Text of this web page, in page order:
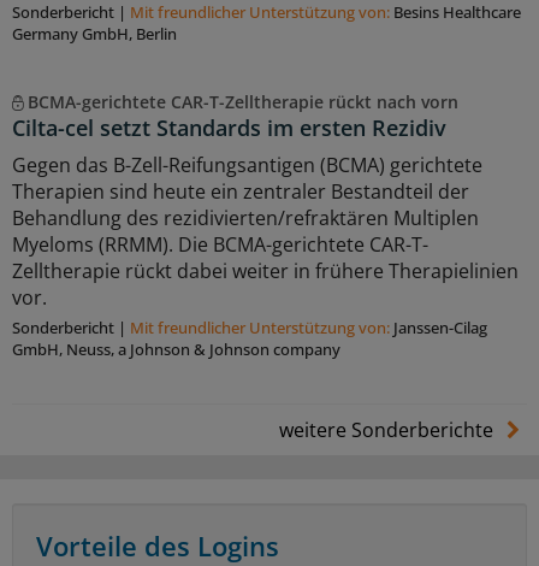
Sonderbericht | Mit freundlicher Unterstützung von: Besins Healthcare
Germany GmbH, Berlin
BCMA-gerichtete CAR-T-Zelltherapie rückt nach vorn
Cilta-cel setzt Standards im ersten Rezidiv
Gegen das B-Zell-Reifungsantigen (BCMA) gerichtete
Therapien sind heute ein zentraler Bestandteil der
Behandlung des rezidivierten/refraktären Multiplen
Myeloms (RRMM). Die BCMA-gerichtete CAR-T-
Zelltherapie rückt dabei weiter in frühere Therapielinien
vor.
Sonderbericht | Mit freundlicher Unterstützung von: Janssen-Cilag
GmbH, Neuss, a Johnson & Johnson company
weitere Sonderberichte
Vorteile des Logins